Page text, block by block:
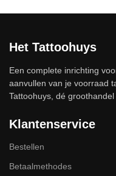
Het Tattoohuys
Een complete inrichting
aanvullen van je voorraad
Tattoohuys, dé
Klantenservice
Bestellen
Betaalmethodes